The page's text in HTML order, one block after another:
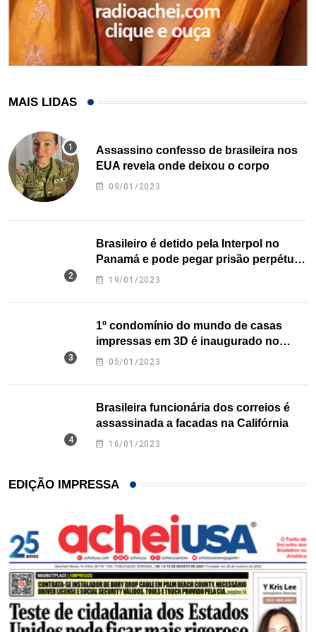
MAIS LIDAS
Assassino confesso de brasileira nos
EUA revela onde deixou o corpo
09/01/2023
Brasileiro é detido pela Interpol no
Panamá e pode pegar prisão perpétua
nos EUA
19/01/2023
1º condomínio do mundo de casas
impressas em 3D é inaugurado no
Texas
05/01/2023
Brasileira funcionária dos correios é
assassinada a facadas na Califórnia
16/01/2023
EDIÇÃO IMPRESSA